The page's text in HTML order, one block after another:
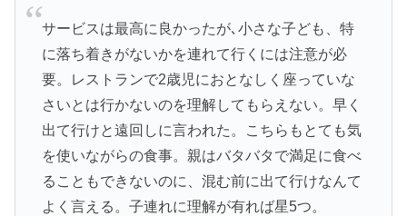
サービスは最高に良かったが､小さな子ども、特
に落ち着きがないかを連れて行くには注意が必
要。レストランで2歳児におとなしく座っていな
さいとは行かないのを理解してもらえない。早く
出て行けと遠回しに言われた。こちらもとても気
を使いながらの食事。親はバタバタで満足に食べ
ることもできないのに、混む前に出て行けなんて
よく言える。子連れに理解が有れば星5つ。